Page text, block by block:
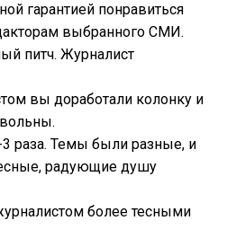
гарантией понравиться
выбранного СМИ.
питч. Журналист
вы доработали колонку и
3 раза. Темы были разные, и
радующие душу
более тесными